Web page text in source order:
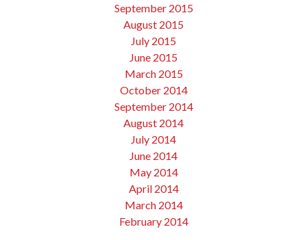
September 2015
August 2015
July 2015
June 2015
March 2015
October 2014
September 2014
August 2014
July 2014
June 2014
May 2014
April 2014
March 2014
February 2014